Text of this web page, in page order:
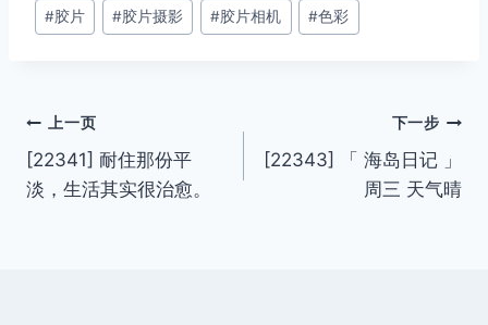
标
#胶片 #胶片摄影 #胶片相机 #色彩
文
章
上一页
[22341] 耐住那份平
淡，生活其实很治愈。
下一步
[22343] 「 海岛日记 」
周三 天气晴